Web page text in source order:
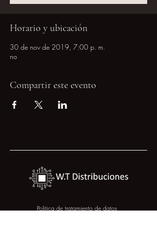
Horario y ubicación
30 de nov de 2019, 7:00 p. m.
no
Compartir este evento
Politica de tratamiento de datos